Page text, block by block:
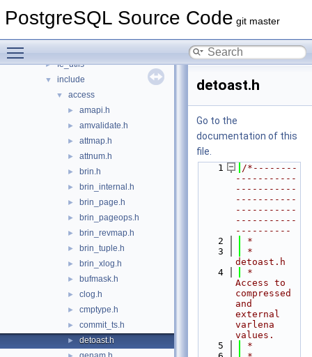
PostgreSQL Source Code git master
► backend
► fe_utils
▼ include
▼ access
► amapi.h
► amvalidate.h
► attmap.h
► attnum.h
► brin.h
► brin_internal.h
► brin_page.h
► brin_pageops.h
► brin_revmap.h
► brin_tuple.h
► brin_xlog.h
► bufmask.h
► clog.h
► cmptype.h
► commit_ts.h
► detoast.h
detoast.h
Go to the
documentation of this
file.
    1
/*--------
-----------
-----------
-----------
-----------
-----------
----------
    2
*
    3
*
detoast.h
    4
*
Access to
compressed
and
external
varlena
values.
    5
*